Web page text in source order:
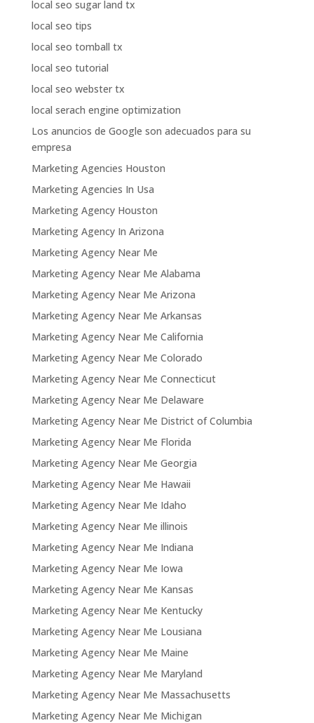
local seo sugar land tx
local seo tips
local seo tomball tx
local seo tutorial
local seo webster tx
local serach engine optimization
Los anuncios de Google son adecuados para su
empresa
Marketing Agencies Houston
Marketing Agencies In Usa
Marketing Agency Houston
Marketing Agency In Arizona
Marketing Agency Near Me
Marketing Agency Near Me Alabama
Marketing Agency Near Me Arizona
Marketing Agency Near Me Arkansas
Marketing Agency Near Me California
Marketing Agency Near Me Colorado
Marketing Agency Near Me Connecticut
Marketing Agency Near Me Delaware
Marketing Agency Near Me District of Columbia
Marketing Agency Near Me Florida
Marketing Agency Near Me Georgia
Marketing Agency Near Me Hawaii
Marketing Agency Near Me Idaho
Marketing Agency Near Me illinois
Marketing Agency Near Me Indiana
Marketing Agency Near Me Iowa
Marketing Agency Near Me Kansas
Marketing Agency Near Me Kentucky
Marketing Agency Near Me Lousiana
Marketing Agency Near Me Maine
Marketing Agency Near Me Maryland
Marketing Agency Near Me Massachusetts
Marketing Agency Near Me Michigan